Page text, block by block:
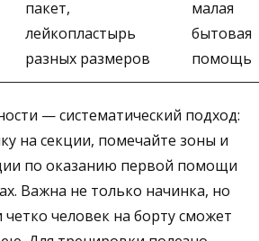
пакет,
лейкопластырь
разных размеров
малая
бытовая
помощь
— систематический подход:
на секции, помечайте зоны и
по оказанию первой помощи
Важна не только начинка, но
четко человек на борту сможет